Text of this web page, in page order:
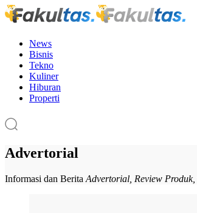
News
Bisnis
Tekno
Kuliner
Hiburan
Properti
Advertorial
Informasi dan Berita Advertorial, Review Produk,